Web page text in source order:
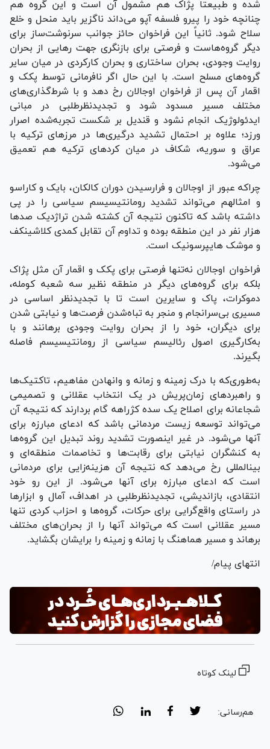
شده و طبیعتاً پژاک هم مشمول آن است و این گروه هم
چنانچه خود را پیرو فلسفه آپو می‌داند ناگزیر باید منحل و خلع
سلاح شود. ثانیاً این فراخوان حائز جوانب سرنوشت‌ساز برای
دیگر گروه‌هاست و فرصتی برای بازنگری جهت رهایی از بحران
روایت وجودی، بحران ساختاری و بحران کارکردی در میان سایر
گروه‌های مسلح است. با این حال اگر نافرمانی توسط پ‎ک‎ک و
اقمار آن پس از فراخوان اوجالان رخ دهد و با شرط‌گذاری‌های
مختلف مسیر مسدود شود و تجدیدنظرطلبی در مبانی
ایدئولوژیک انجام نشود و قندیل بر شکست تجربه‌شده اصرار
ورزد؛ علاوه بر احتمال تشدید درگیری‌ها در مرز‌های ترکیه با
عراق و سوریه، شکاف در میان کرد‌های ترکیه هم تعمیق
می‌شود.
چراکه عبور از اوجالان و فرارسیدن دوران کالکان، بایک و کاراسو
و امثالهم می‌تواند تشدید رومانتیسیسم سیاسی را در پی
داشته باشد که تاکنون نتیجه آن کشته شدن تراژدیک صد‌ها
هزار نفر در این منطقه بوده و تداوم آن تقابل کمدی کلاشینکف
و موشک هایپرسونیک است.
فراخوان اوجالان نه‌تنها فرصتی برای پ‎ک‎ک و اقمار آن مثل پژاک
بلکه برای گروه‌های دیگر در منطقه نظیر سه شعبه کومله،
دموکرات، پاک و سایرین است تا با تجدیدنظر اساسی در
مسیری بی‌سرانجام و منجر به تباه‌شدن فرصت‌ها و نیابتی شدن
برای دیگران، خود را از بحران روایت وجودی برهانند و با
به‌کارگیری اصول رئالیسم سیاسی از رومانتیسیسم فاصله
بگیرند.
به‌طوری‌که با درک زمینه و زمانه و وانهادن مفاهیم، تاکتیک‌ها
و راهبرد‌های زمان‌پریش در یک انتخاب عقلانی و تصمیمی
شجاعانه برای اصلاح یک سده کژراهه گام بردارند که نتیجه آن
می‌تواند توسعه زیست مردمانی باشد که ادعای مبارزه برای
آنها می‌شود. در غیر اینصورت تشدید روند تبدیل این گروه‌ها
به کنشگران نیابتی برای رقابت‌ها و تخاصمات منطقه‌ای و
بین‎المللی رخ می‌دهد که نتیجه آن هزینه‌زایی برای مردمانی
است که ادعای مبارزه برای آنها می‌شود. از این رو خود
انتقادی، بازاندیشی، تجدیدنظرطلبی در اهداف، آمال و ابزار‌ها
در راستای واقع‌گرایی برای حرکات، گروه‌ها و احزاب کردی تنها
مسیر عقلانی است که می‌تواند آنها را از بحران‌های مختلف
برهاند و مسیر هماهنگ با زمانه و زمینه را برایشان بگشاید.
انتهای پیام/
لینک کوتاه
هم‌رسانی: